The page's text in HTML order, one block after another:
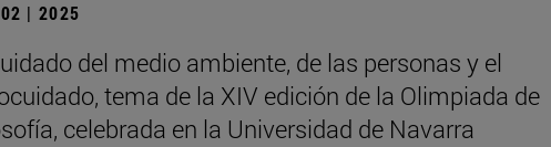
| 2025
del medio ambiente, de las personas y el
tema de la XIV edición de la Olimpiada de
celebrada en la Universidad de Navarra